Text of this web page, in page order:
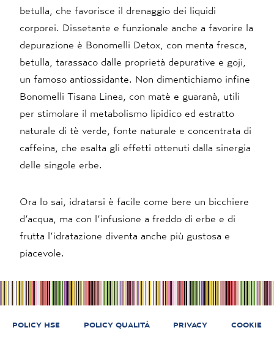
betulla, che favorisce il drenaggio dei liquidi
corporei. Dissetante e funzionale anche a favorire la
depurazione è Bonomelli Detox , con menta fresca,
betulla, tarassaco dalle proprietà depurative e goji,
un famoso antiossidante. Non dimentichiamo infine
Bonomelli Tisana Linea , con matè e guaranà, utili
per stimolare il metabolismo lipidico ed estratto
naturale di tè verde, fonte naturale e concentrata di
caffeina, che esalta gli effetti ottenuti dalla sinergia
delle singole erbe.
Ora lo sai, idratarsi è facile come bere un bicchiere
d’acqua, ma con l’infusione a freddo di erbe e di
frutta l’idratazione diventa anche più gustosa e
piacevole.
POLICY HSE POLICY QUALITÁ PRIVACY COOKIE